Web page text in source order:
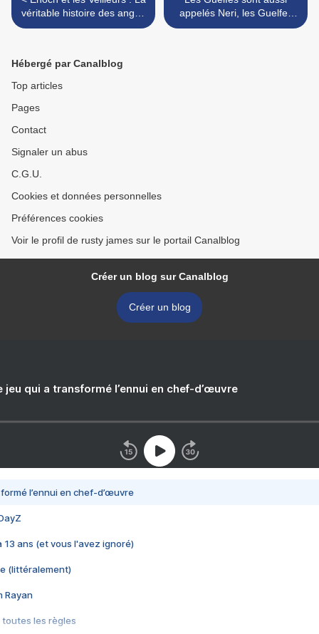
véritable histoire des anges
et des démons
appelés Neri, les Guelfes
noirs, ou la noblesse Noire,
Hébergé par Canalblog
Top articles
Pages
Contact
Signaler un abus
C.G.U.
Cookies et données personnelles
Préférences cookies
Voir le profil de rusty james sur le portail Canalblog
Créer un blog sur Canalblog
Créer un blog
jeu qui a transformé l’ennui en chef-d’œuvre
l’ennui en chef-d’œuvre
13 ans (et vous l'avez ignoré)
(littéralement)
Rayan
toutes les règles